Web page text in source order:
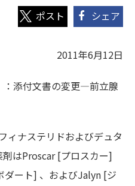
シェア
2011年6月12日
：添付文書の変更―前立腺
ィナステリドおよびデュタ
はProscar [プロスカー]
ダート] 、およびJalyn [ジ